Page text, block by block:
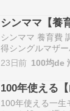
シンママ【養
シンママ 養育費
得シングルマザ
です！続き『シ
弁護士相談』シ
護士相談 養育費
育費請求レポで
調不…
23日前 100均de
100年使える
​100年使える一生